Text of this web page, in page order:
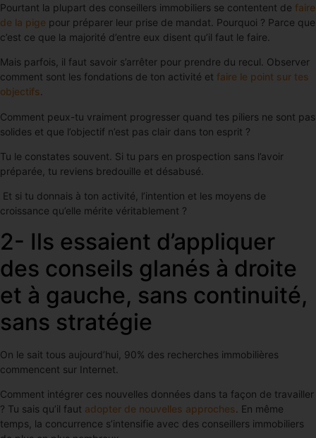
Pourtant la plupart des conseillers immobiliers se contentent de faire
de la pige pour préparer leur prise de mandat. Pourquoi ? Parce que
c’est ce que la majorité d’entre eux disent qu’il faut le faire.
Mais parfois, il faut savoir s’arrêter pour prendre du recul. Observer
comment sont les fondations de ton activité et faire le point sur tes
objectifs
Comment peux-tu vraiment progresser quand tes piliers ne sont pas
solides et que l’objectif n’est pas clair dans ton esprit ?
Tu le constates souvent. Si tu pars en prospection sans l’avoir
préparée, tu reviens bredouille et désabusé.
Et si tu donnais à ton activité, l’intention et les moyens de
croissance qu’elle mérite véritablement ?
2- Ils essaient d’appliquer
des conseils glanés à droite
et à gauche, sans continuité,
sans stratégie
On le sait tous aujourd’hui, 90% des recherches immobilières
commencent sur Internet.
Comment intégrer ces nouvelles données dans ta façon de travailler
? Tu sais qu’il faut adopter de nouvelles approches . En même
temps, la concurrence s’intensifie avec des conseillers immobiliers